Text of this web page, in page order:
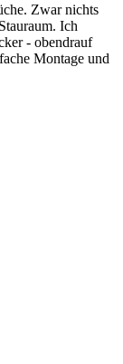
Zwar nichts
Ich
- obendrauf
Montage und